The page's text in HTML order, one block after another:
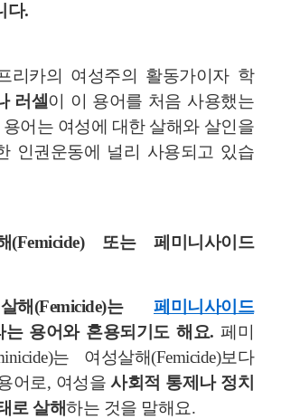
다.
리카의 여성주의 활동가이자 학
러셀 이 이 용어를 처음 사용했는
어는 여성에 대한 살해와 살인을
인권운동에 널리 사용되고 있습
또는 페미니사이드
살해(Femicide)는 페미니사이드
는 용어와 혼용되기도 해요. 페미
는 여성살해(Femicide)보다
어로, 여성을사회적 통제나 정치
로 살해하는 것을 말해요.